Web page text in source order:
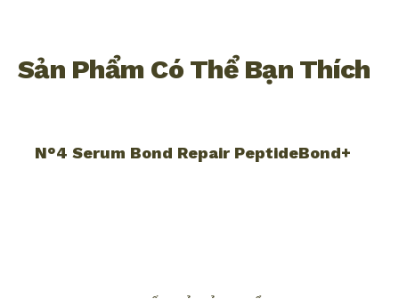
Sản Phẩm Có Thể Bạn Thích
N°4 Serum Bond Repair PeptideBond+